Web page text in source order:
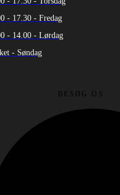
- 17.30 - Fredag
- 14.00 - Lørdag
- Søndag
BESØG OS